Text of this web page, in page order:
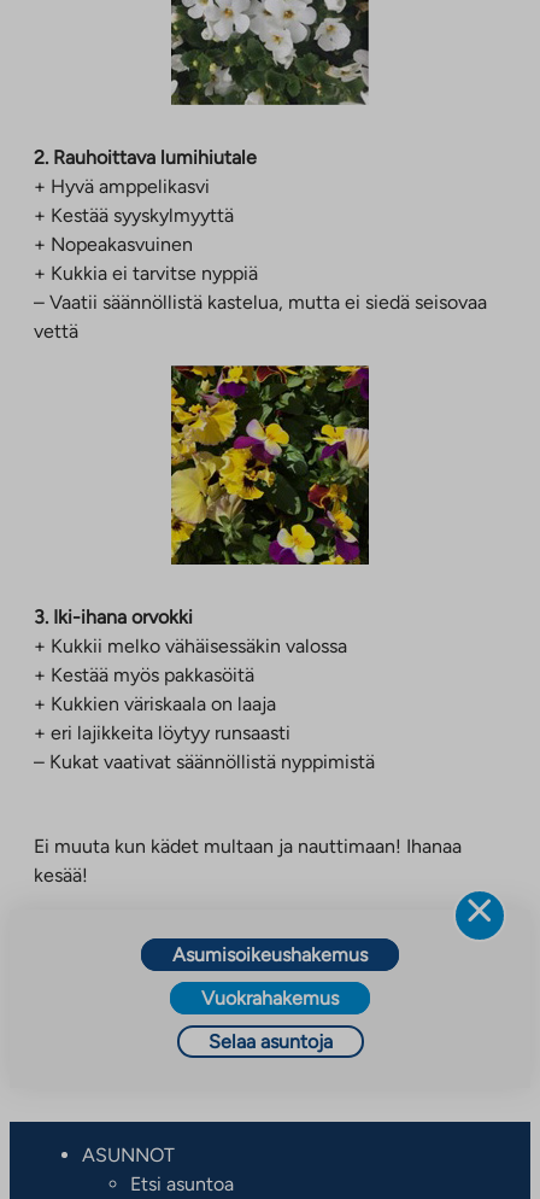
2. Rauhoittava lumihiutale
+ Hyvä amppelikasvi
+ Kestää syyskylmyyttä
+ Nopeakasvuinen
+ Kukkia ei tarvitse nyppiä
– Vaatii säännöllistä kastelua, mutta ei siedä seisovaa
vettä
3. Iki-ihana orvokki
+ Kukkii melko vähäisessäkin valossa
+ Kestää myös pakkasöitä
+ Kukkien väriskaala on laaja
+ eri lajikkeita löytyy runsaasti
– Kukat vaativat säännöllistä nyppimistä
Ei muuta kun kädet multaan ja nauttimaan! Ihanaa
kesää!
Asumisoikeushakemus
Vuokrahakemus
Selaa asuntoja
ASUNNOT
Etsi asuntoa